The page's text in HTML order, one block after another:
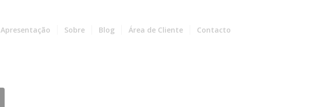
Apresentação Sobre Blog Área de Cliente Contacto